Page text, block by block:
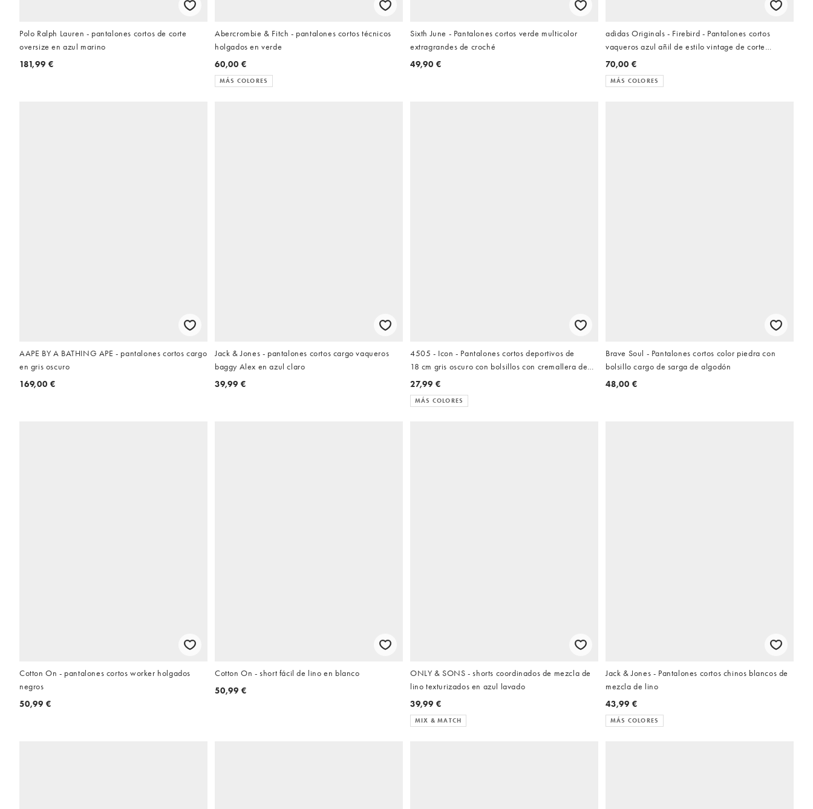
Polo Ralph Lauren - pantalones cortos de corte
oversize en azul marino
181,99 €
Abercrombie & Fitch - pantalones cortos técnicos
holgados en verde
60,00 €
MÁS COLORES
Sixth June - Pantalones cortos verde multicolor
extragrandes de croché
49,90 €
adidas Originals - Firebird - Pantalones cortos
vaqueros azul añil de estilo vintage de corte
alargado
70,00 €
MÁS COLORES
AAPE BY A BATHING APE - pantalones cortos cargo
en gris oscuro
169,00 €
Jack & Jones - pantalones cortos cargo vaqueros
baggy Alex en azul claro
39,99 €
4505 - Icon - Pantalones cortos deportivos de
18 cm gris oscuro con bolsillos con cremallera de
tejido de secado rápido
27,99 €
MÁS COLORES
Brave Soul - Pantalones cortos color piedra con
bolsillo cargo de sarga de algodón
48,00 €
Cotton On - pantalones cortos worker holgados
negros
50,99 €
Cotton On - short fácil de lino en blanco
50,99 €
ONLY & SONS - shorts coordinados de mezcla de
lino texturizados en azul lavado
39,99 €
MIX & MATCH
Jack & Jones - Pantalones cortos chinos blancos de
mezcla de lino
43,99 €
MÁS COLORES